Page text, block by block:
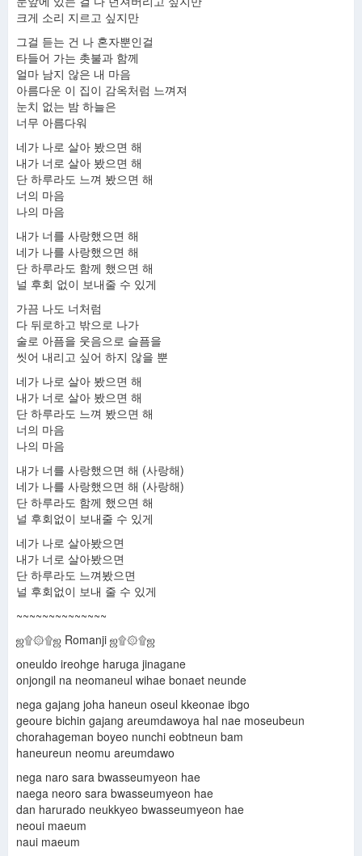
크게 소리 지르고 싶지만
그걸 듣는 건 나 혼자뿐인걸
타들어 가는 촛불과 함께
얼마 남지 않은 내 마음
아름다운 이 집이 감옥처럼 느껴져
눈치 없는 밤 하늘은
너무 아름다워
네가 나로 살아 봤으면 해
내가 너로 살아 봤으면 해
단 하루라도 느껴 봤으면 해
너의 마음
나의 마음
내가 너를 사랑했으면 해
네가 나를 사랑했으면 해
단 하루라도 함께 했으면 해
널 후회 없이 보내줄 수 있게
가끔 나도 너처럼
다 뒤로하고 밖으로 나가
술로 아픔을 웃음으로 슬픔을
씻어 내리고 싶어 하지 않을 뿐
네가 나로 살아 봤으면 해
내가 너로 살아 봤으면 해
단 하루라도 느껴 봤으면 해
너의 마음
나의 마음
내가 너를 사랑했으면 해 (사랑해)
네가 나를 사랑했으면 해 (사랑해)
단 하루라도 함께 했으면 해
널 후회없이 보내줄 수 있게
네가 나로 살아봤으면
내가 너로 살아봤으면
단 하루라도 느껴봤으면
널 후회없이 보내 줄 수 있게
~~~~~~~~~~~~~~
ஜ۩۞۩ஜ Romanji ஜ۩۞۩ஜ
oneuldo ireohge haruga jinagane
onjongil na neomaneul wihae bonaet neunde
nega gajang joha haneun oseul kkeonae ibgo
geoure bichin gajang areumdawoya hal nae moseubeun
chorahageman boyeo nunchi eobtneun bam
haneureun neomu areumdawo
nega naro sara bwasseumyeon hae
naega neoro sara bwasseumyeon hae
dan harurado neukkyeo bwasseumyeon hae
neoui maeum
naui maeum